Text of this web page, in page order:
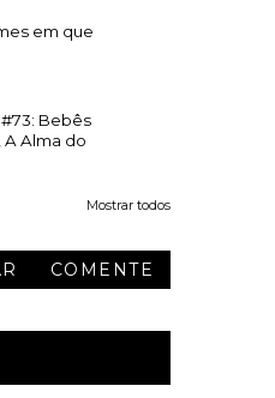
em que
Bebês
Alma do
Mostrar todos
COMENTE